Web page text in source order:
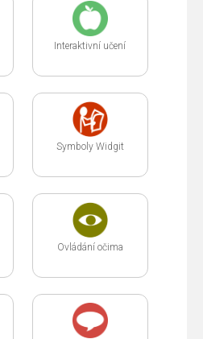
Interaktivní učení
Symboly Widgit
Ovládání očima